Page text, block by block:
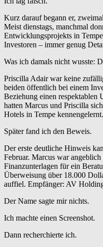
Kurz darauf begann er,
Meist dienstags, manchmal
Entwicklungsprojekts in
Investoren – immer genug
Was ich damals nicht wusste:
Priscilla Adair war keine
beiden öffentlich bei einem
Beziehung einen respektablen
hatten Marcus und Priscilla
Hotels in Tempe kennengelernt.
Später fand ich den Beweis.
Der erste deutliche Hinweis
Februar. Marcus war
Finanzunterlagen für ein
Überweisung über 18.000
auffiel. Empfänger: AV
Der Name sagte mir nichts.
Ich machte einen Screenshot.
Dann recherchierte ich.